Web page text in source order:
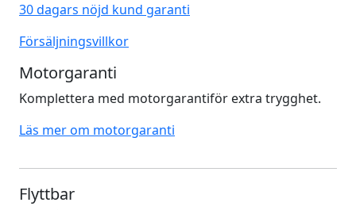
30 dagars nöjd kund garanti
Försäljningsvillkor
Motorgaranti
Komplettera med motorgarantiför extra trygghet.
Läs mer om motorgaranti
Flyttbar